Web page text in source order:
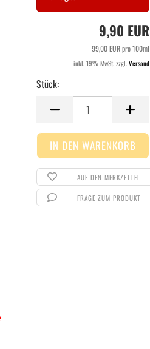
9,90 EUR
99,00 EUR pro 100ml
inkl. 19% MwSt. zzgl.Versand
Stück:
Stück
AUF DEN MERKZETTEL
FRAGE ZUM PRODUKT